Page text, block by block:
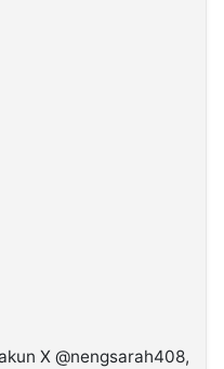
X @nengsarah408,